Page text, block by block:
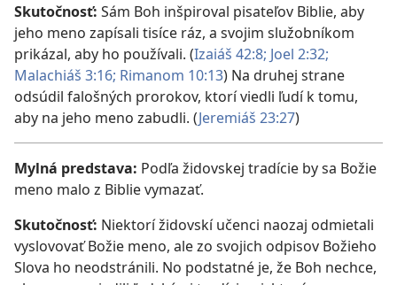
Skutočnosť: Sám Boh inšpiroval pisateľov Biblie, aby
jeho meno zapísali tisíce ráz, a svojim služobníkom
prikázal, aby ho používali. (Izaiáš 42:8; Joel 2:32;
Malachiáš 3:16; Rimanom 10:13) Na druhej strane
odsúdil falošných prorokov, ktorí viedli ľudí k tomu,
aby na jeho meno zabudli. (Jeremiáš 23:27)
Mylná predstava: Podľa židovskej tradície by sa Božie
meno malo z Biblie vymazať.
Skutočnosť: Niektorí židovskí učenci naozaj odmietali
vyslovovať Božie meno, ale zo svojich odpisov Božieho
Slova ho neodstránili. No podstatné je, že Boh nechce,